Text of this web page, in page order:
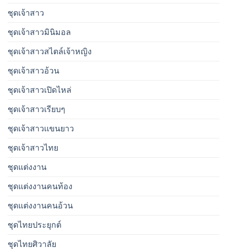
ชุดเจ้าสาว
ชุดเจ้าสาวมินิมอล
ชุดเจ้าสาวสไตล์เจ้าหญิง
ชุดเจ้าสาวอ้วน
ชุดเจ้าสาวเปิดไหล่
ชุดเจ้าสาวเรียบๆ
ชุดเจ้าสาวเเขนยาว
ชุดเจ้าสาวไทย
ชุดแต่งงาน
ชุดแต่งงานคนท้อง
ชุดแต่งงานคนอ้วน
ชุดไทยประยุกต์
ชุดไทยศิวาลัย